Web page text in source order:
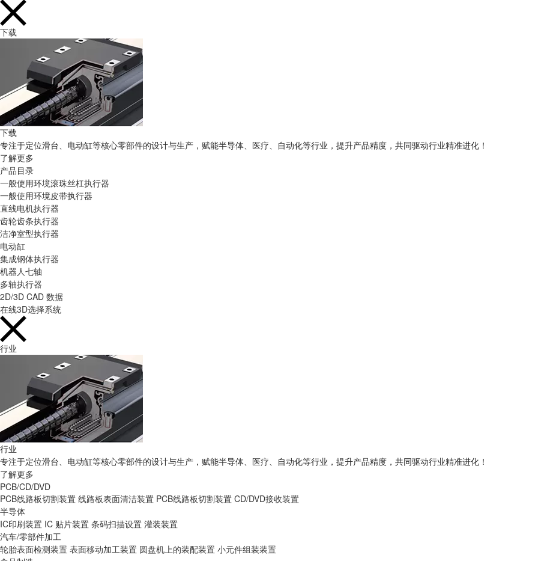
下载
下载
专注于定位滑台、电动缸等核心零部件的设计与生产，赋能半导体、医疗、自动化等行业，提升产品精度，共同驱动行业精准进化！
了解更多
产品目录
一般使用环境滚珠丝杠执行器
一般使用环境皮带执行器
直线电机执行器
齿轮齿条执行器
洁净室型执行器
电动缸
集成钢体执行器
机器人七轴
多轴执行器
2D/3D CAD 数据
在线3D选择系统
行业
行业
专注于定位滑台、电动缸等核心零部件的设计与生产，赋能半导体、医疗、自动化等行业，提升产品精度，共同驱动行业精准进化！
了解更多
PCB/CD/DVD
PCB线路板切割装置 线路板表面清洁装置 PCB线路板切割装置 CD/DVD接收装置
半导体
IC印刷装置 IC 贴片装置 条码扫描设置 灌装装置
汽车/零部件加工
轮胎表面检测装置 表面移动加工装置 圆盘机上的装配装置 小元件组装装置